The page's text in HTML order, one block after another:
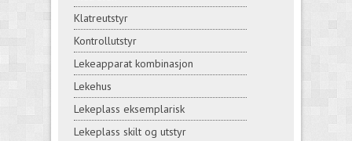
Klatreutstyr
Kontrollutstyr
Lekeapparat kombinasjon
Lekehus
Lekeplass eksemplarisk
Lekeplass skilt og utstyr